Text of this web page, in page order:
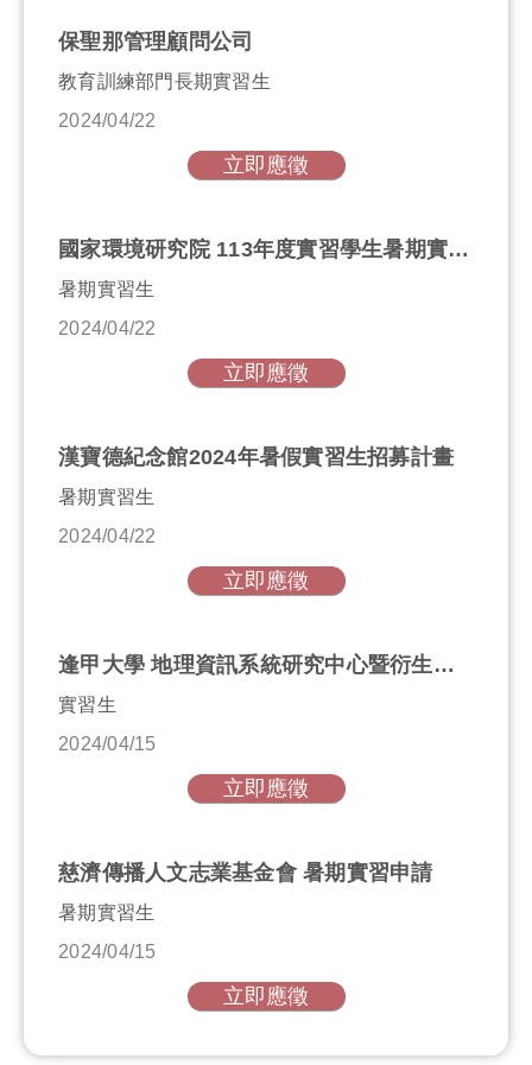
保聖那管理顧問公司
教育訓練部門長期實習生
2024/04/22
立即應徵
國家環境研究院 113年度實習學生暑期實習申請
暑期實習生
2024/04/22
立即應徵
漢寶德紀念館2024年暑假實習生招募計畫
暑期實習生
2024/04/22
立即應徵
逢甲大學 地理資訊系統研究中心暨衍生企業 實習申請
實習生
2024/04/15
立即應徵
慈濟傳播人文志業基金會 暑期實習申請
暑期實習生
2024/04/15
立即應徵